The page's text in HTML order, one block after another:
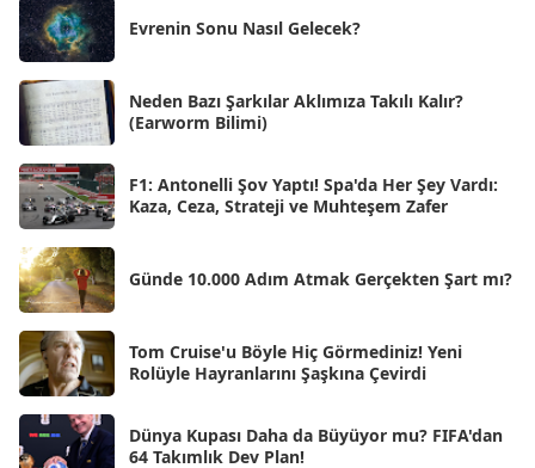
Tem 2025
Haz 2025
May 2025 [54]
Nis 2025 [56]
Mar 2025
Şub 2025
Oca 2025
Ara 2024 [25]
Kas 2024
Eki 2024 [46]
Evrenin Sonu Nasıl Gelecek?
Neden Bazı Şarkılar Aklımıza Takılı Kalır?
(Earworm Bilimi)
F1: Antonelli Şov Yaptı! Spa'da Her Şey Vardı:
Kaza, Ceza, Strateji ve Muhteşem Zafer
Günde 10.000 Adım Atmak Gerçekten Şart mı?
Tom Cruise'u Böyle Hiç Görmediniz! Yeni
Rolüyle Hayranlarını Şaşkına Çevirdi
Dünya Kupası Daha da Büyüyor mu? FIFA'dan
64 Takımlık Dev Plan!